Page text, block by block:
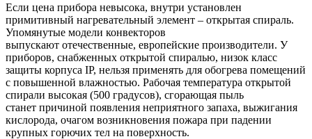
Если цена прибора невысока, внутри установлен
примитивный нагревательный элемент – открытая спираль.
Упомянутые модели конвекторов
выпускают отечественные, европейские производители. У
приборов, снабженных открытой спиралью, низок класс
защиты корпуса IP, нельзя применять для обогрева помещений
с повышенной влажностью. Рабочая температура открытой
спирали высокая (500 градусов), сгорающая пыль
станет причиной появления неприятного запаха, выжигания
кислорода, очагом возникновения пожара при падении
крупных горючих тел на поверхность.